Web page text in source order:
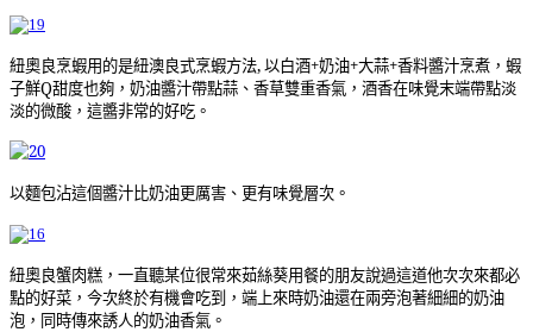
紐奧良烹蝦用的是紐澳良式烹蝦方法,以白酒+奶油+大蒜+香料醬汁烹煮，蝦
子鮮Q甜度也夠，奶油醬汁帶點蒜、香草雙重香氣，酒香在味覺末端帶點淡
淡的微酸，這醬非常的好吃。
以麵包沾這個醬汁比奶油更厲害、更有味覺層次。
紐奧良蟹肉糕，一直聽某位很常來茹絲葵用餐的朋友說過這道他次次來都必
點的好菜，今次終於有機會吃到，端上來時奶油還在兩旁泡著細細的奶油
泡，同時傳來誘人的奶油香氣。